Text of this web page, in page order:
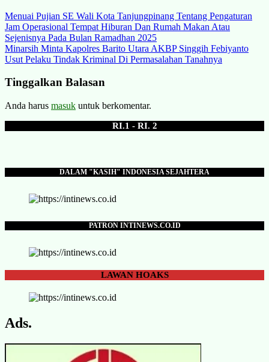
Navigasi
pos
Menuai Pujian SE Wali Kota Tanjungpinang Tentang Pengaturan
Jam Operasional Tempat Hiburan Dan Rumah Makan Atau
Sejenisnya Pada Bulan Ramadhan 2025
Minarsih Minta Kapolres Barito Utara AKBP Singgih Febiyanto
Usut Pelaku Tindak Kriminal Di Permasalahan Tanahnya
Tinggalkan Balasan
Anda harus masuk untuk berkomentar.
RI.1 - RI. 2
DALAM "KASIH" INDONESIA SEJAHTERA
PATRON INTINEWS.CO.ID
LAWANHOAKS
Ads.